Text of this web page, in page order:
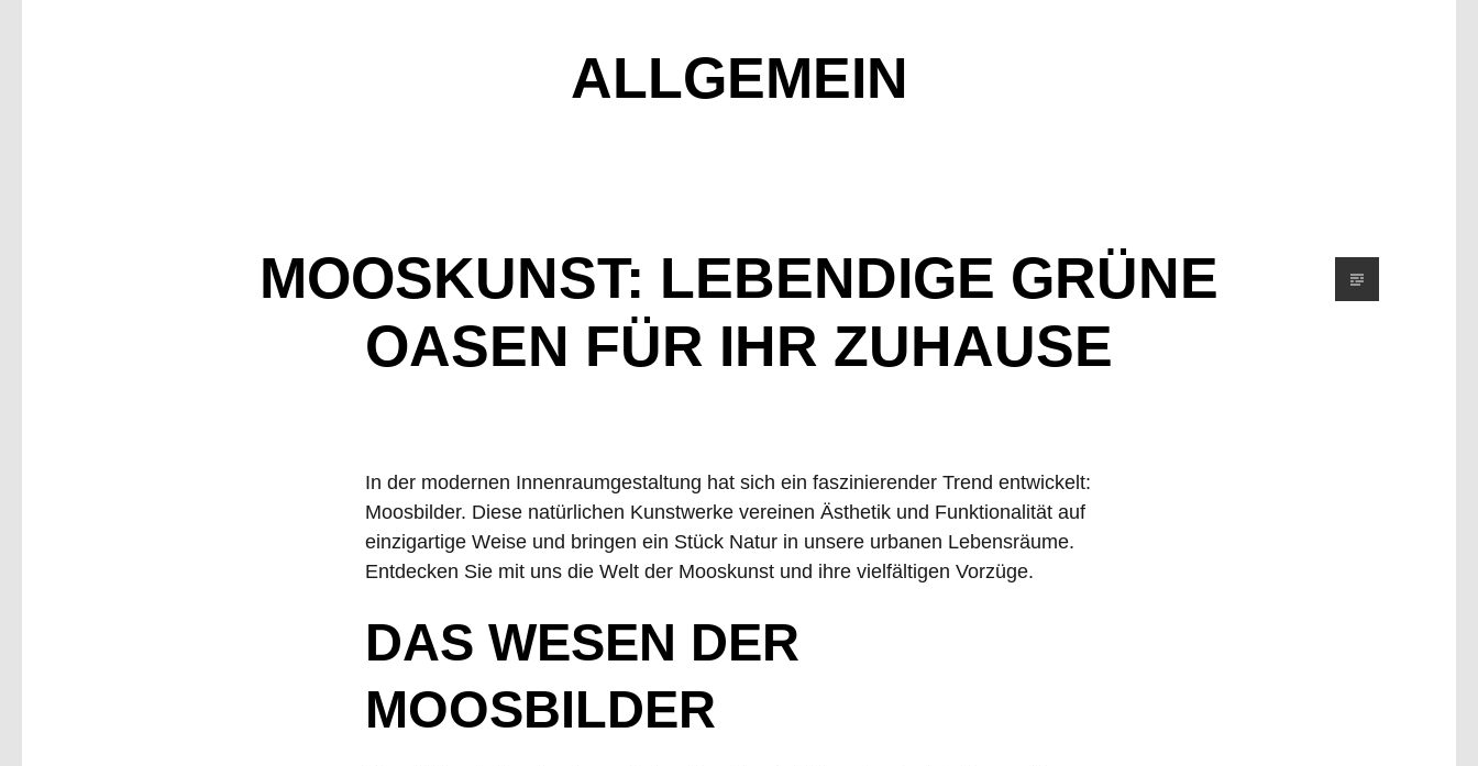
ALLGEMEIN
MOOSKUNST: LEBENDIGE GRÜNE
OASEN FÜR IHR ZUHAUSE
In der modernen Innenraumgestaltung hat sich ein faszinierender Trend entwickelt:
Moosbilder. Diese natürlichen Kunstwerke vereinen Ästhetik und Funktionalität auf
einzigartige Weise und bringen ein Stück Natur in unsere urbanen Lebensräume.
Entdecken Sie mit uns die Welt der Mooskunst und ihre vielfältigen Vorzüge.
DAS WESEN DER
MOOSBILDER